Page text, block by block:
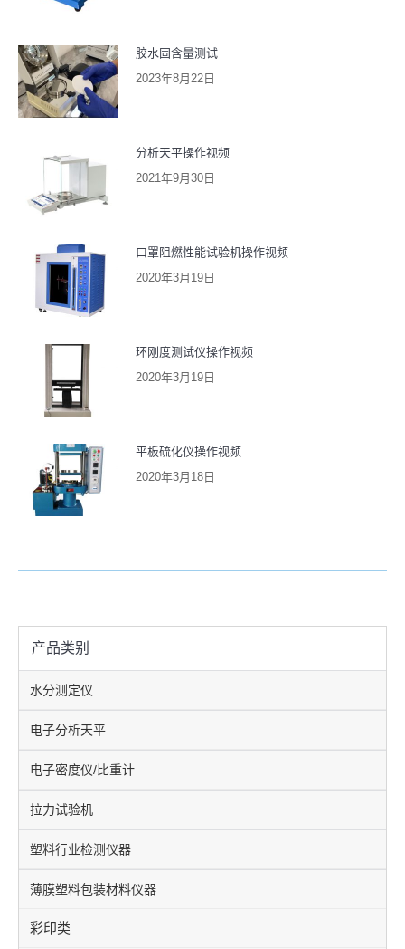
胶水固含量测试
2023年8月22日
分析天平操作视频
2021年9月30日
口罩阻燃性能试验机操作视频
2020年3月19日
环刚度测试仪操作视频
2020年3月19日
平板硫化仪操作视频
2020年3月18日
产品类别
水分测定仪
电子分析天平
电子密度仪/比重计
拉力试验机
塑料行业检测仪器
薄膜塑料包装材料仪器
彩印类